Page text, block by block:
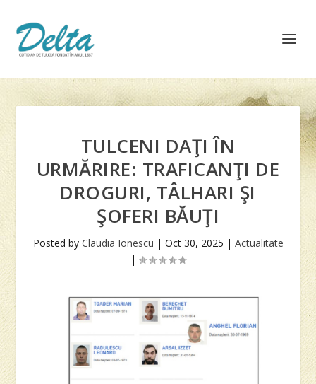
TULCENI DAŢI ÎN
URMĂRIRE: TRAFICANŢI DE
DROGURI, TÂLHARI ŞI
ŞOFERI BĂUŢI
Posted by Claudia Ionescu | Oct 30, 2025 | Actualitate
|